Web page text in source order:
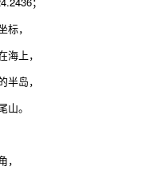
标，
海上，
半岛，
山。